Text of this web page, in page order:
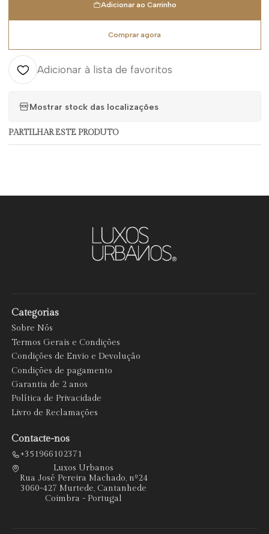
Adicionar ao Carrinho
Comprar agora
Adicionar à lista de favoritos
Mostrar stock das localizações
PARTILHAR ESTE PRODUTO
Categorias
Sobre Nós
Termos Gerais e Condições
Condições de Envio e Devolução
Condições de pagamento
Garantia de 2 anos
Política de Privacidade
Livro de Reclamações
Contacte-nos
+351966102371
Luxos Urbanos
Rua José Pereira Machado, nº24
3060-427 Murtede, Cantanhede
Coimbra - Portugal